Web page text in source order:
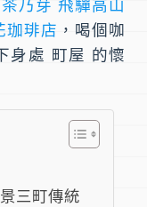
茶乃芽 飛驒高山
珈琲店 ，喝個咖
身處 町屋 的懷
三町傳統